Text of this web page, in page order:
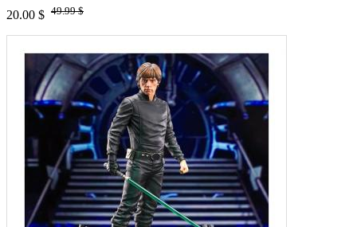
20.00 $ 49.99 $